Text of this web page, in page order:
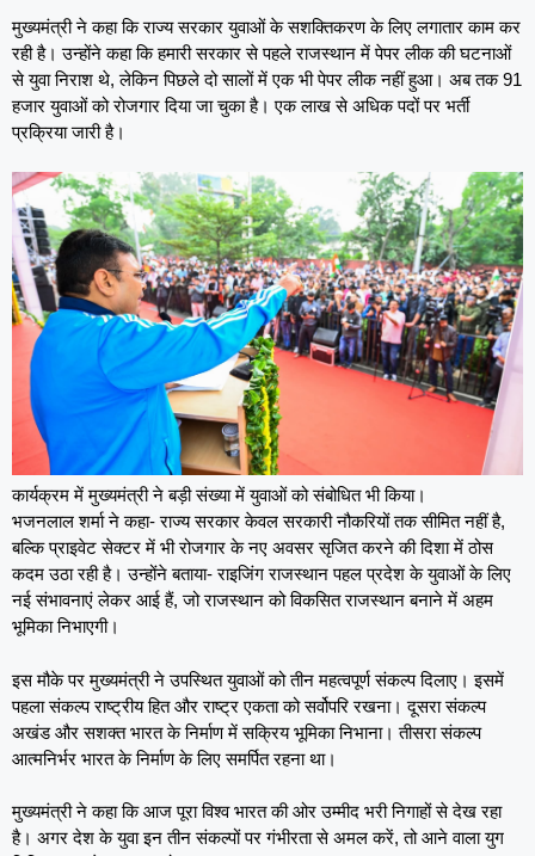
मुख्यमंत्री ने कहा कि राज्य सरकार युवाओं के सशक्तिकरण के लिए लगातार काम कर
रही है। उन्होंने कहा कि हमारी सरकार से पहले राजस्थान में पेपर लीक की घटनाओं
से युवा निराश थे, लेकिन पिछले दो सालों में एक भी पेपर लीक नहीं हुआ। अब तक 91
हजार युवाओं को रोजगार दिया जा चुका है। एक लाख से अधिक पदों पर भर्ती
प्रक्रिया जारी है।
कार्यक्रम में मुख्यमंत्री ने बड़ी संख्या में युवाओं को संबोधित भी किया।
भजनलाल शर्मा ने कहा- राज्य सरकार केवल सरकारी नौकरियों तक सीमित नहीं है,
बल्कि प्राइवेट सेक्टर में भी रोजगार के नए अवसर सृजित करने की दिशा में ठोस
कदम उठा रही है। उन्होंने बताया- राइजिंग राजस्थान पहल प्रदेश के युवाओं के लिए
नई संभावनाएं लेकर आई हैं, जो राजस्थान को विकसित राजस्थान बनाने में अहम
भूमिका निभाएगी।
इस मौके पर मुख्यमंत्री ने उपस्थित युवाओं को तीन महत्वपूर्ण संकल्प दिलाए। इसमें
पहला संकल्प राष्ट्रीय हित और राष्ट्र एकता को सर्वोपरि रखना। दूसरा संकल्प
अखंड और सशक्त भारत के निर्माण में सक्रिय भूमिका निभाना। तीसरा संकल्प
आत्मनिर्भर भारत के निर्माण के लिए समर्पित रहना था।
मुख्यमंत्री ने कहा कि आज पूरा विश्व भारत की ओर उम्मीद भरी निगाहों से देख रहा
है। अगर देश के युवा इन तीन संकल्पों पर गंभीरता से अमल करें, तो आने वाला युग